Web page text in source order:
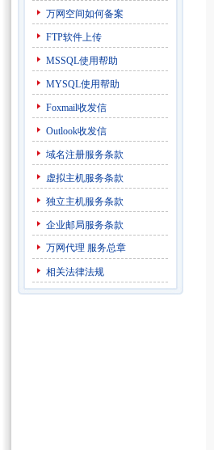
万网空间如何备案
FTP软件上传
MSSQL使用帮助
MYSQL使用帮助
Foxmail收发信
Outlook收发信
域名注册服务条款
虚拟主机服务条款
独立主机服务条款
企业邮局服务条款
万网代理 服务总章
相关法律法规